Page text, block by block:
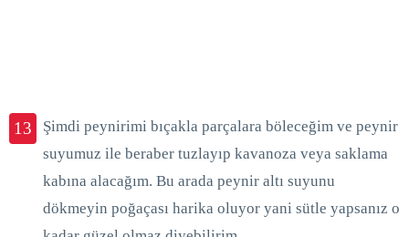
13
Şimdi peynirimi bıçakla parçalara böleceğim ve peynir
suyumuz ile beraber tuzlayıp kavanoza veya saklama
kabına alacağım. Bu arada peynir altı suyunu
dökmeyin poğaçası harika oluyor yani sütle yapsanız o